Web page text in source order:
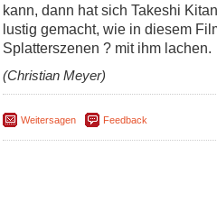
kann, dann hat sich Takeshi
lustig gemacht, wie in diesem
Splatterszenen ? mit ihm lachen.
(Christian Meyer)
Weitersagen Feedback